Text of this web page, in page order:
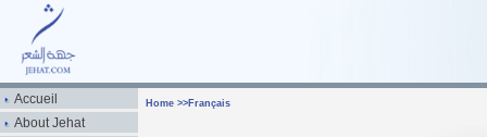
Accueil
About Jehat
Home >> Français